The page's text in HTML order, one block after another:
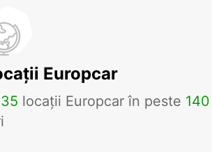
Europcar
locații Europcar în peste 140